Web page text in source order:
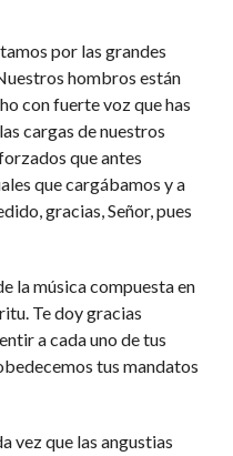
por las grandes
hombros están
con fuerte voz que has
cargas de nuestros
que antes
que cargábamos y a
gracias, Señor, pues
la música compuesta en
Te doy gracias
a cada uno de tus
tus mandatos
vez que las angustias